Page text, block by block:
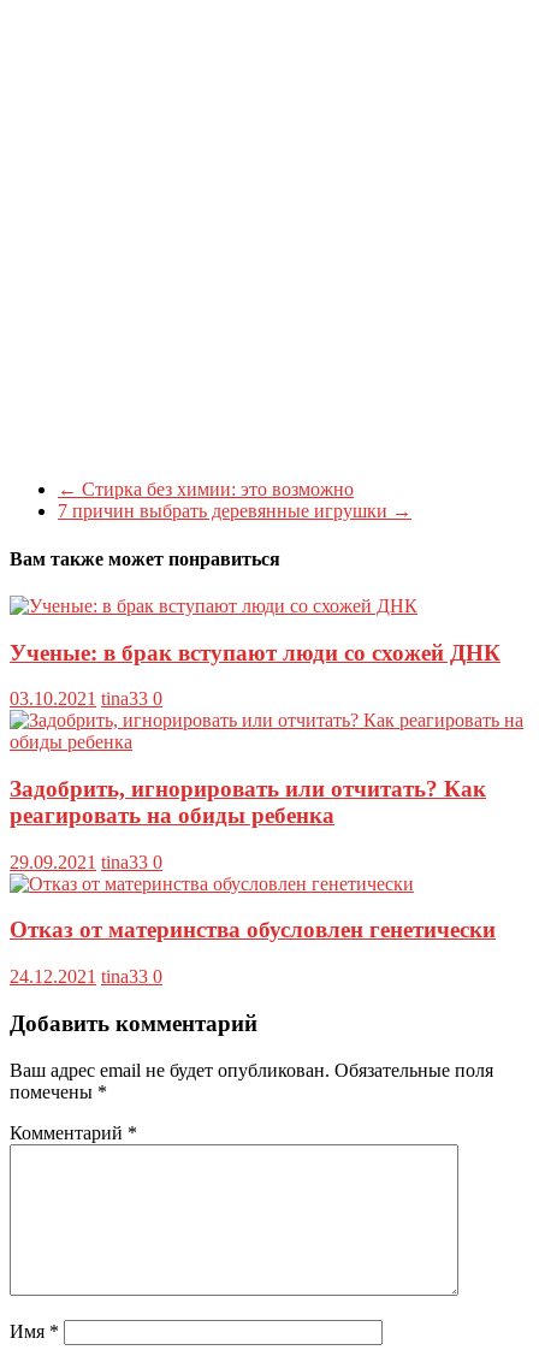
← Стирка без химии: это возможно
7 причин выбрать деревянные игрушки →
Вам также может понравиться
Ученые: в брак вступают люди со схожей ДНК
03.10.2021 tina33 0
Задобрить, игнорировать или отчитать? Как
реагировать на обиды ребенка
29.09.2021 tina33 0
Отказ от материнства обусловлен генетически
24.12.2021 tina33 0
Добавить комментарий
Ваш адрес email не будет опубликован. Обязательные поля
помечены *
Комментарий *
Имя *